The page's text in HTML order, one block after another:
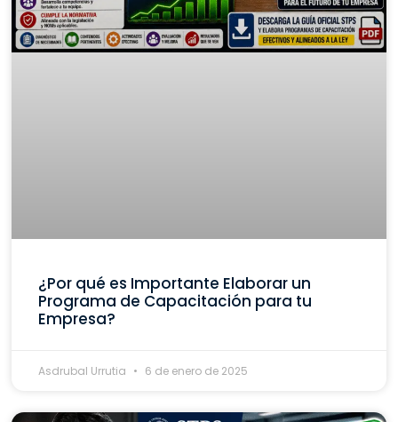
¿Por qué es Importante Elaborar un
Programa de Capacitación para tu
Empresa?
Asdrubal Urrutia 6 de enero de 2025